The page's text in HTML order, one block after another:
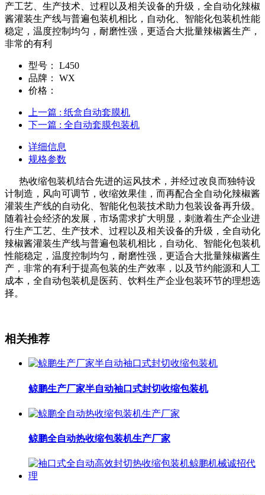
产工艺、生产技术、过程以及相关设备的升级，全自动化辣椒
酱灌装生产线与普遍包装机相比，自动化、智能化包装机性能
稳定，温度控制均匀，耐磨性强，更适合大批量辣椒酱生产，
非常的有利
型号：
L450
品牌：
WX
价格：
上一篇 : 纸盒自动套膜机
下一篇 : 全自动套膜包装机
详细信息
规格参数
热收缩包装机结合先进的运风技术，并经过改良而独特设
计制造，风向可调节，收缩效果佳，而再配合全自动化辣椒酱
灌装生产线的自动化、智能化包装技术助力包装设备再升级。
随着社会经济的发展，市场需求扩大明显，刺激着生产企业进
行生产工艺、生产技术、过程以及相关设备的升级，全自动化
辣椒酱灌装生产线与普遍包装机相比，自动化、智能化包装机
性能稳定，温度控制均匀，耐磨性强，更适合大批量辣椒酱生
产，非常的有利于提高包装的生产效率，以及节约能源和人工
成本，全自动包装机是医药、饮料生产企业包装环节的理想选
择。
相关推荐
鲸鹏生产厂家半自动袖口式封切收缩包装机
鲸鹏全自动热收缩包装机生产厂家